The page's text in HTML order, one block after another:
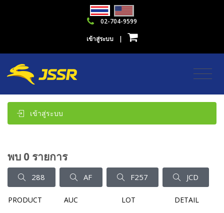
02-704-9599
เข้าสู่ระบบ |
เข้าสู่ระบบ
พบ 0 รายการ
288 AF F257 JCD
PRODUCT AUC LOT DETAIL